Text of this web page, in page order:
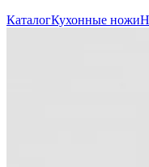
КаталогКухонные ножи